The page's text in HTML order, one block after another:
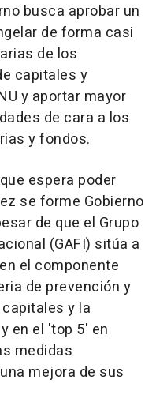
busca aprobar un
de forma casi
de los
capitales y
y aportar mayor
de cara a los
y fondos.
espera poder
se forme Gobierno
de que el Grupo
(GAFI) sitúa a
el componente
de prevención y
y la
en el 'top 5' en
medidas
mejora de sus